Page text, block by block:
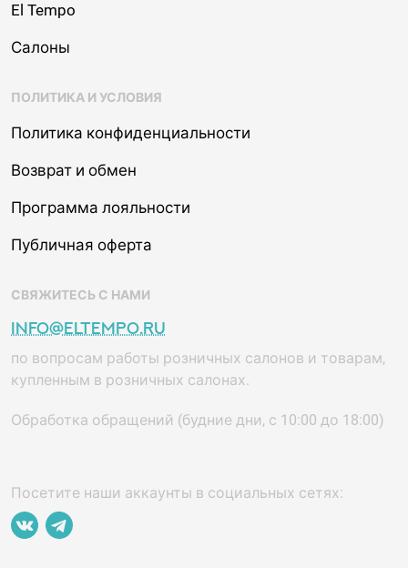
El Tempo
Салоны
ПОЛИТИКА И УСЛОВИЯ
Политика конфиденциальности
Возврат и обмен
Программа лояльности
Публичная оферта
СВЯЖИТЕСЬ С НАМИ
info@eltempo.ru
по вопросам работы розничных салонов и товарам,
купленным в розничных салонах.
Обработка обращений (будние дни, с 10:00 до 18:00)
Посетите наши аккаунты в социальных сетях: